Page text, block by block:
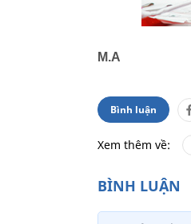
M.A
Bình luận
Xem thêm về: